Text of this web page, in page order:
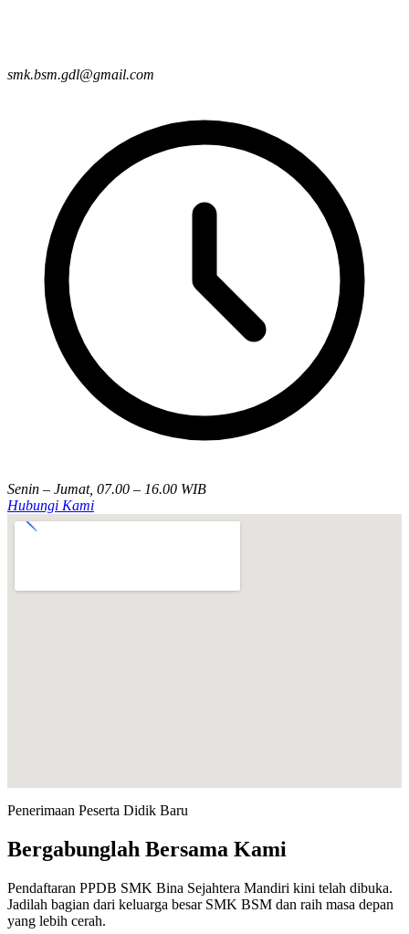
smk.bsm.gdl@gmail.com
Senin – Jumat, 07.00 – 16.00 WIB
Hubungi Kami
Penerimaan Peserta Didik Baru
Bergabunglah Bersama Kami
Pendaftaran PPDB SMK Bina Sejahtera Mandiri kini telah dibuka.
Jadilah bagian dari keluarga besar SMK BSM dan raih masa depan
yang lebih cerah.